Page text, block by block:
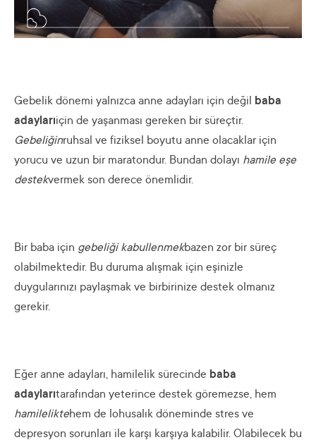
Gebelik dönemi yalnızca anne adayları için değil baba
adaylarıiçin de yaşanması gereken bir süreçtir.
Gebeliğinruhsal ve fiziksel boyutu anne olacaklar için
yorucu ve uzun bir maratondur. Bundan dolayı hamile eşe
destekvermek son derece önemlidir.
Bir baba için gebeliği kabullenmekbazen zor bir süreç
olabilmektedir. Bu duruma alışmak için eşinizle
duygularınızı paylaşmak ve birbirinize destek olmanız
gerekir.
Eğer anne adayları, hamilelik sürecinde baba
adaylarıtarafından yeterince destek göremezse, hem
hamileliktehem de lohusalık döneminde stres ve
depresyon sorunları ile karşı karşıya kalabilir. Olabilecek bu